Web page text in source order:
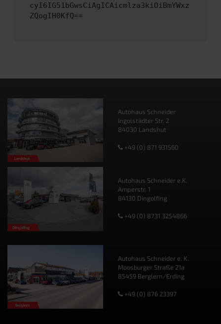
cyI6IG51bGwsCiAgICAicmlza3kiOiBmYWxz
ZQogIH0KfQ==
Autohaus Schneider
Ingolstädter Str. 2
84030 Landshut
+49 (0) 871 931560
Autohaus Schneider e.K.
Amperstr. 1
84130 Dingolfing
+49 (0) 8731 3254866
Autohaus Schneider e. K.
Moosburger Straße 21a
85459 Berglern/Erding
+49 (0) 876 23397